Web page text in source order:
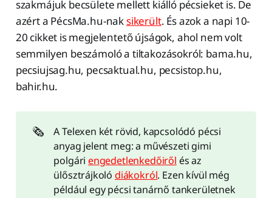
szakmájuk becsülete mellett kiálló pécsieket is. De
azért a PécsMa.hu-nak sikerült. És azok a napi 10-
20 cikket is megjelentető újságok, ahol nem volt
semmilyen beszámoló a tiltakozásokról: bama.hu,
pecsiujsag.hu, pecsaktual.hu, pecsistop.hu,
bahir.hu.
🗞️
A Telexen két rövid, kapcsolódó pécsi
anyag jelent meg: a művészeti gimi
polgári engedetlenkedőiről és az
ülősztrájkoló diákokról. Ezen kívül még
például egy pécsi tanárnő tankerületnek